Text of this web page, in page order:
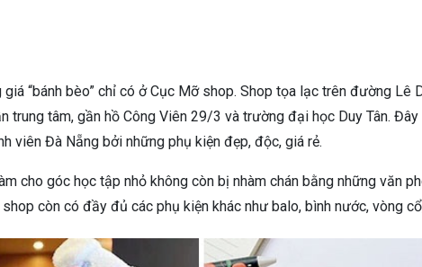
giá “bánh bèo” chỉ có ở Cục Mỡ shop. Shop tọa lạc trên đường Lê
trung tâm, gần hồ Công Viên 29/3 và trường đại học Duy Tân.
viên Đà Nẵng bởi những phụ kiện đẹp, độc, giá rẻ.
cho góc học tập nhỏ không còn bị nhàm chán bằng những văn
còn có đầy đủ các phụ kiện khác như balo, bình nước, vòng